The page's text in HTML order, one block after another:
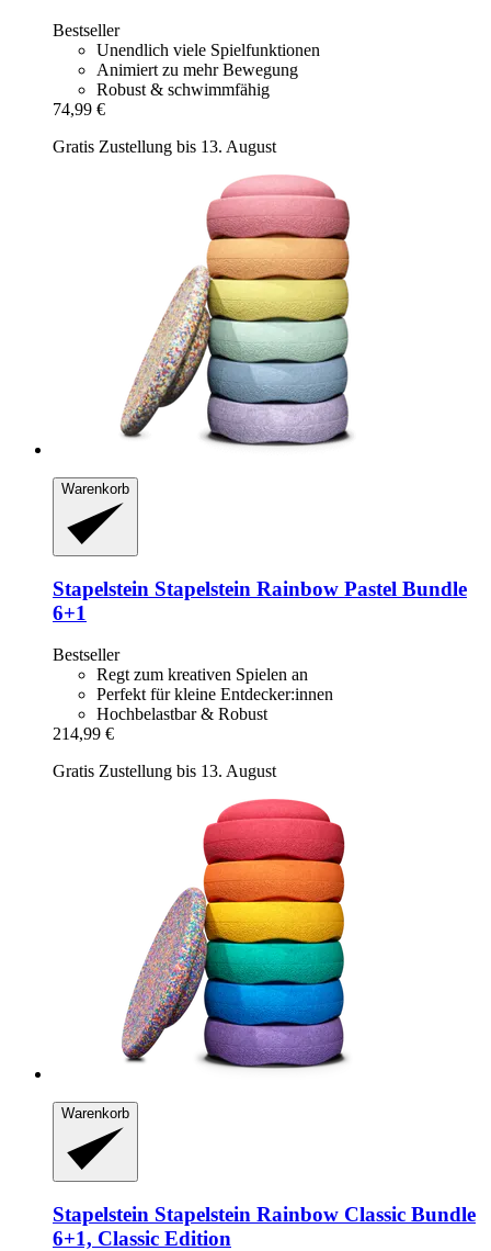
Bestseller
Unendlich viele Spielfunktionen
Animiert zu mehr Bewegung
Robust & schwimmfähig
74,99 €
Gratis Zustellung bis 13. August
Warenkorb
Stapelstein Stapelstein Rainbow Pastel Bundle
6+1
Bestseller
Regt zum kreativen Spielen an
Perfekt für kleine Entdecker:innen
Hochbelastbar & Robust
214,99 €
Gratis Zustellung bis 13. August
Warenkorb
Stapelstein Stapelstein Rainbow Classic Bundle
6+1, Classic Edition